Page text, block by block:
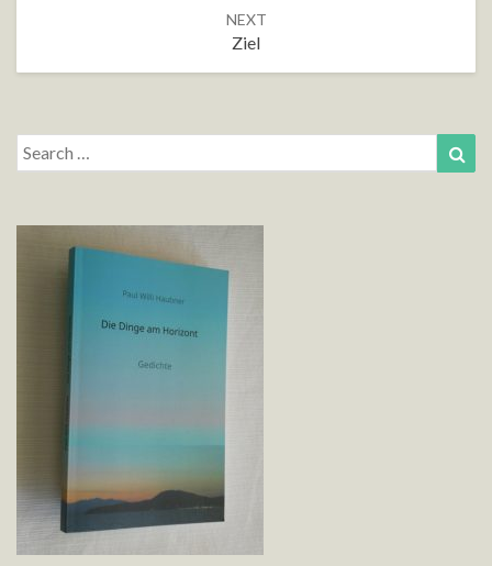
NEXT
Ziel
Search
for: